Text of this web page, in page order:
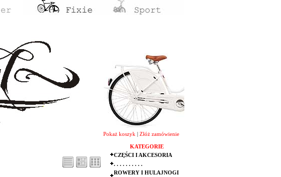
Pokaż koszyk Złóż zamówienie
KATEGORIE
CZĘŚCI I AKCESORIA
. . . . . . . . . .
ROWERY I HULAJNOGI